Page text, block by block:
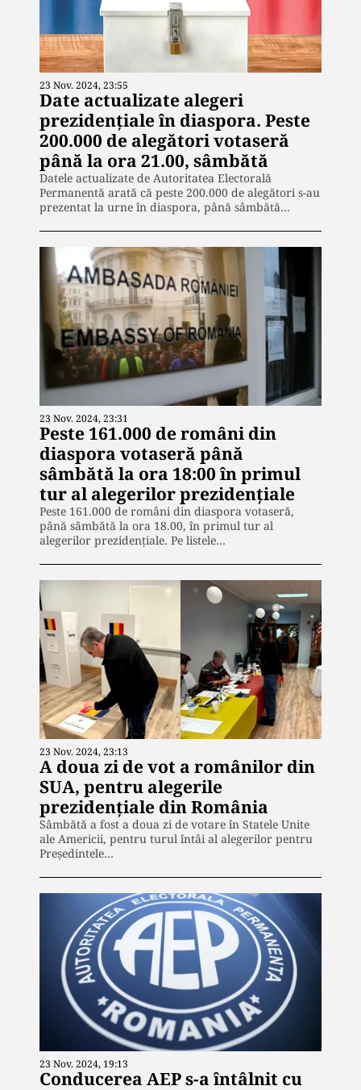
23 Nov. 2024, 23:55
Date actualizate alegeri
prezidențiale în diaspora. Peste
200.000 de alegători votaseră
până la ora 21.00, sâmbătă
Datele actualizate de Autoritatea Electorală
Permanentă arată că peste 200.000 de alegători s-au
prezentat la urne în diaspora, până sâmbătă…
23 Nov. 2024, 23:31
Peste 161.000 de români din
diaspora votaseră până
sâmbătă la ora 18:00 în primul
tur al alegerilor prezidențiale
Peste 161.000 de români din diaspora votaseră,
până sâmbătă la ora 18.00, în primul tur al
alegerilor prezidențiale. Pe listele…
23 Nov. 2024, 23:13
A doua zi de vot a românilor din
SUA, pentru alegerile
prezidențiale din România
Sâmbătă a fost a doua zi de votare în Statele Unite
ale Americii, pentru turul întâi al alegerilor pentru
Președintele…
23 Nov. 2024, 19:13
Conducerea AEP s-a întâlnit cu